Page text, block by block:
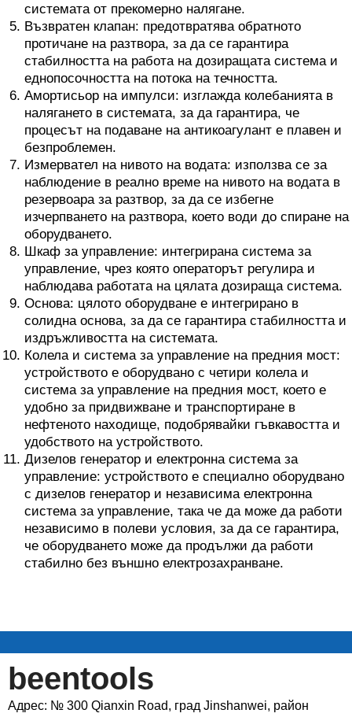
системата от прекомерно налягане.
Възвратен клапан: предотвратява обратното
протичане на разтвора, за да се гарантира
стабилността на работа на дозиращата система и
еднопосочността на потока на течността.
Амортисьор на импулси: изглажда колебанията в
налягането в системата, за да гарантира, че
процесът на подаване на антикоагулант е плавен и
безпроблемен.
Измервател на нивото на водата: използва се за
наблюдение в реално време на нивото на водата в
резервоара за разтвор, за да се избегне
изчерпването на разтвора, което води до спиране на
оборудването.
Шкаф за управление: интегрирана система за
управление, чрез която операторът регулира и
наблюдава работата на цялата дозираща система.
Основа: цялото оборудване е интегрирано в
солидна основа, за да се гарантира стабилността и
издръжливостта на системата.
Колела и система за управление на предния мост:
устройството е оборудвано с четири колела и
система за управление на предния мост, което е
удобно за придвижване и транспортиране в
нефтеното находище, подобрявайки гъвкавостта и
удобството на устройството.
Дизелов генератор и електронна система за
управление: устройството е специално оборудвано
с дизелов генератор и независима електронна
система за управление, така че да може да работи
независимо в полеви условия, за да се гарантира,
че оборудването може да продължи да работи
стабилно без външно електрозахранване.
beentools
Адрес: № 300 Qianxin Road, град Jinshanwei, район